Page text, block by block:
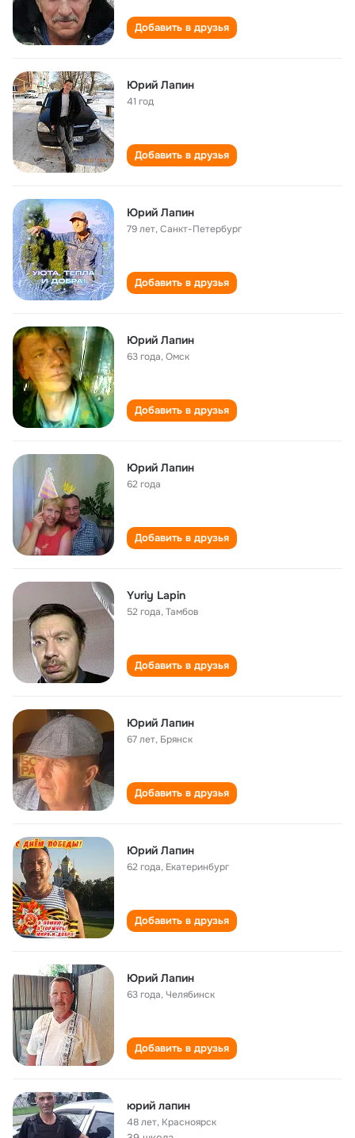
Добавить в друзья
Юрий Лапин
41 год
Добавить в друзья
Юрий Лапин
79 лет,Санкт-Петербург
Добавить в друзья
Юрий Лапин
63 года,Омск
Добавить в друзья
Юрий Лапин
62 года
Добавить в друзья
Yuriy Lapin
52 года,Тамбов
Добавить в друзья
Юрий Лапин
67 лет, Брянск
Добавить в друзья
Юрий Лапин
62 года, Екатеринбург
Добавить в друзья
Юрий Лапин
63 года,Челябинск
Добавить в друзья
юрий лапин
48 лет, Красноярск